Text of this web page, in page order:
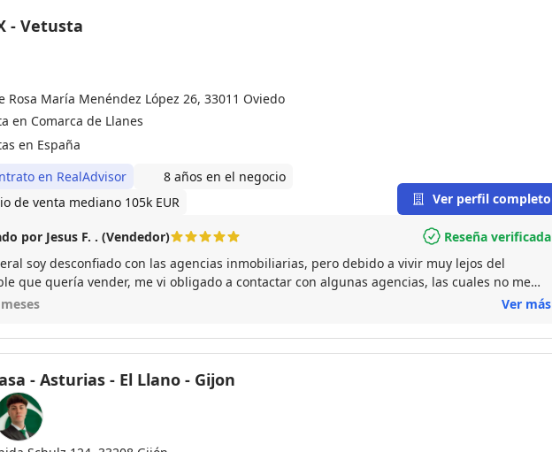
- Vetusta
Rosa María Menéndez López 26, 33011 Oviedo
en Comarca de Llanes
en España
en RealAdvisor
8 años en el negocio
de venta mediano 105k EUR
Ver perfil completo
por Jesus F. . (Vendedor)
Reseña verificada
soy desconfiado con las agencias inmobiliarias, pero debido a vivir muy lejos del
que quería vender, me vi obligado a contactar con algunas agencias, las cuales no me
mucho caso, debido a que los locales comerciales son difíciles de vender en el momento
el primer momento, no solo me confirmo con hechos su interés, sino su predisposición,
su paciencia con unos y otros, y su flexibilidad de horarios 24/7, sino que además,
colaborativa ayudándome a resolver cuestiones que me resultaban imposibles de
a la distancia, y que no formaban parte de su cometido como tal. La venta se ha
con éxito, y yo ya estoy recomendándola a familiares y a amigos que quieran vender.
le doy la enhorabuena al director de la oficina Remax, por contratar a una verdadera
Ver más
- Asturias - El Llano - Gijon